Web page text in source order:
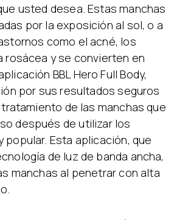
usted desea. Estas manchas
por la exposición al sol, o a
como el acné, los
rosácea y se convierten en
BBL Hero Full Body,
por sus resultados seguros
de las manchas que
después de utilizar los
popular. Esta aplicación, que
de luz de banda ancha,
manchas al penetrar con alta